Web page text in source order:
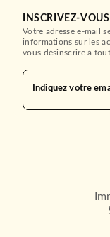
INSCRIVEZ-
Votre adresse e-mail
informations sur les
vous désinscrire à
Indiquez votre